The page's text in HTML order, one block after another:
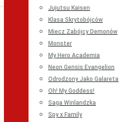
Jujutsu Kaisen
Klasa Skrytobójców
Miecz Zabójcy Demonów
Monster
My Hero Academia
Neon Gensis Evangelion
Odrodzony Jako Galareta
Oh! My Goddess!
Saga Winlandzka
Spy x Family